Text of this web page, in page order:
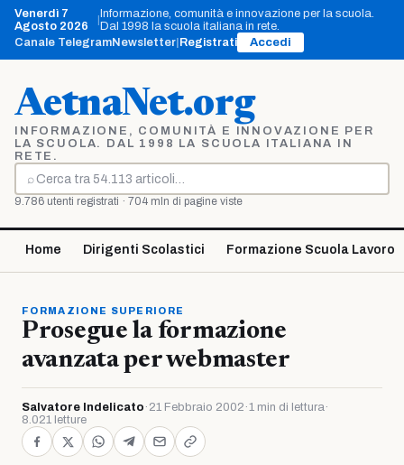
Vai
contenuto
Venerdì 7
Agosto 2026
Informazione, comunità e innovazione per la scuola.
Dal 1998 la scuola italiana in rete.
Canale TelegramNewsletter Registrati Accedi
AetnaNet.org
INFORMAZIONE, COMUNITÀ E INNOVAZIONE PER
LA SCUOLA. DAL 1998 LA SCUOLA ITALIANA IN
RETE.
⌕
Cerca
9.786 utenti registrati · 704 mln di pagine viste
Home Dirigenti Scolastici Formazione Scuola Lavoro
FORMAZIONE SUPERIORE
Prosegue la formazione
avanzata per webmaster
Salvatore Indelicato · 21 Febbraio 2002 ·1 min di lettura·
8.021 letture